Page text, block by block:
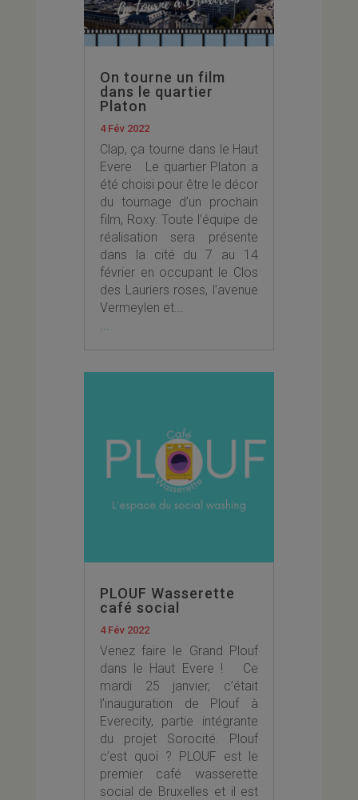
On tourne un film
dans le quartier
Platon
4 Fév 2022
Clap, ça tourne dans le Haut
Evere Le quartier Platon a
été choisi pour être le décor
du tournage d’un prochain
film, Roxy. Toute l’équipe de
réalisation sera présente
dans la cité du 7 au 14
février en occupant le Clos
des Lauriers roses, l’avenue
Vermeylen et...
PLOUF Wasserette
café social
4 Fév 2022
Venez faire le Grand Plouf
dans le Haut Evere ! Ce
mardi 25 janvier, c’était
l’inauguration de Plouf à
Everecity, partie intégrante
du projet Sorocité. Plouf
c’est quoi ? PLOUF est le
premier café wasserette
social de Bruxelles et il est